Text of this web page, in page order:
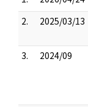
2.
2025/03/13
3.
2024/09